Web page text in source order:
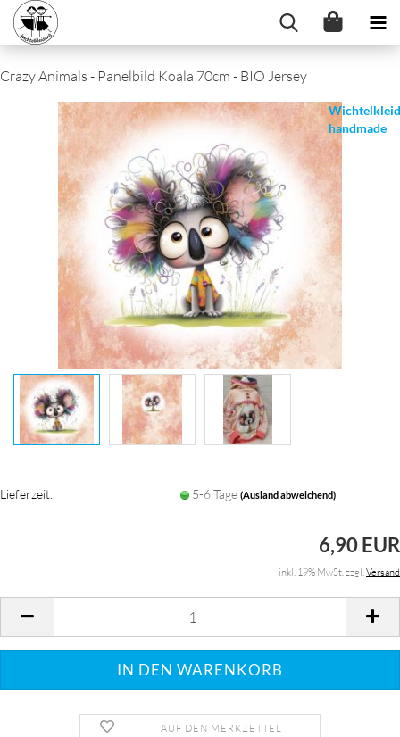
Crazy Animals - Panelbild Koala 70cm - BIO Jersey
handmade
Lieferzeit: 5-6 Tage (Ausland abweichend)
6,90 EUR
inkl. 19% MwSt. zzgl.Versand
AUF DEN MERKZETTEL